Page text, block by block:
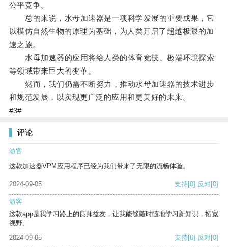
公平竞争。
总的来说，水母加速器是一项科学发展的重要成果，它
以模仿自然生物的原理为基础，为人类开启了超越极限的加
速之旅。
水母加速器的应用将给人类的体育竞技、极端环境探索
等领域带来巨大的变革。
然而，我们仍需不断努力，推动水母加速器的技术进步
和规范发展，以实现更广泛的应用和更美好的未来。
#3#
评论
游客
这款加速器VPM应用程序已经为我们带来了无限的流畅体验。
2024-09-05 支持[0] 反对[0]
游客
这款app是我学习路上的良师益友，让我能够随时随地学习新知识，拓宽
视野。
2024-09-05
支持[0] 反对[0]